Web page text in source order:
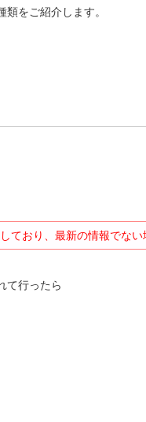
をご紹介します。
ており、最新の情報でない
て行ったら